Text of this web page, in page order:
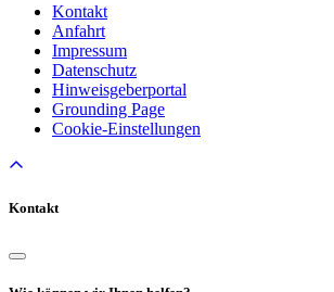
Kontakt
Anfahrt
Impressum
Datenschutz
Hinweisgeberportal
Grounding Page
Cookie-Einstellungen
Kontakt